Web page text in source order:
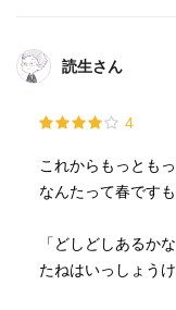
読生さん
4
これからもっとも
なんたって春ですも
「どしどしあるか
たねはいっしょう